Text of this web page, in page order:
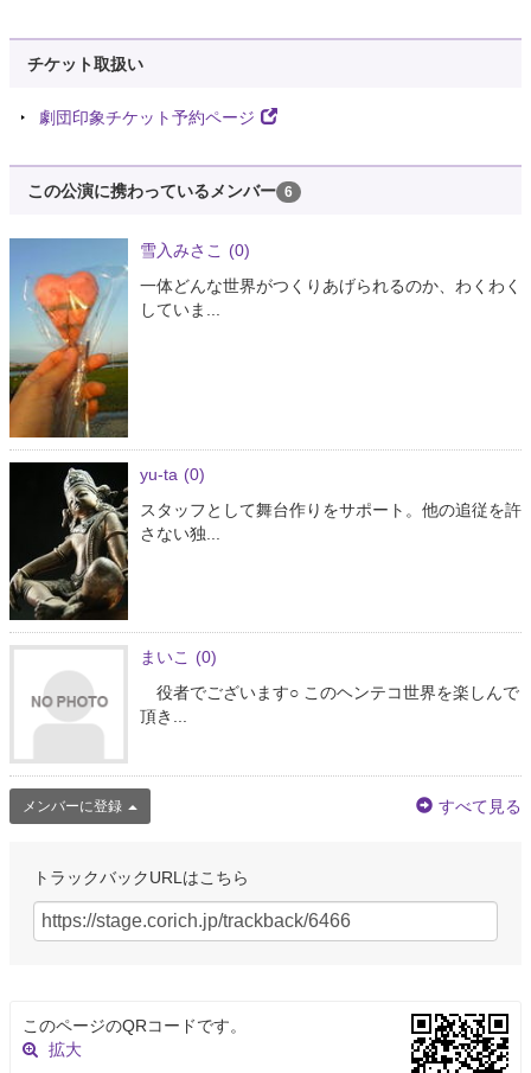
チケット取扱い
劇団印象チケット予約ページ
この公演に携わっているメンバー 6
雪入みさこ (0)
一体どんな世界がつくりあげられるのか、わくわく
していま...
yu-ta (0)
スタッフとして舞台作りをサポート。他の追従を許
さない独...
まいこ
(0)
役者でございます○ このヘンテコ世界を楽しんで
頂き...
メンバーに登録 すべて見る
トラックバックURLはこちら
このページのQRコードです。
拡大